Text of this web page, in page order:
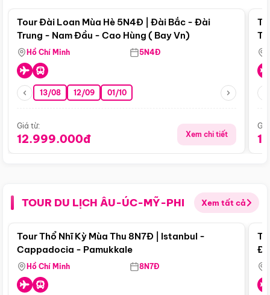
Tour Đài Loan Mùa Hè 5N4Đ | Đài Bắc - Đài
Trung - Nam Đầu - Cao Hùng ( Bay Vn)
Hồ Chí Minh 5N4Đ
13/08 12/09 01/10
Giá từ:
12.999.000đ Xem chi tiết
TOUR DU LỊCH ÂU-ÚC-MỸ-PHI Xem tất cả
Điểm nổi bật
Tour Thổ Nhĩ Kỳ Mùa Thu 8N7Đ | Istanbul -
Cappadocia - Pamukkale
Hồ Chí Minh 8N7Đ